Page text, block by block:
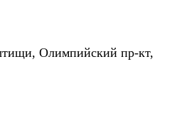
Олимпийский пр-кт,